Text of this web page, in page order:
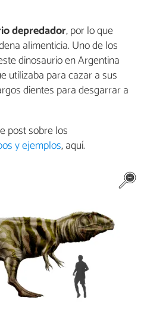
depredador, por lo que
alimenticia. Uno de los
dinosaurio en Argentina
utilizaba para cazar a sus
dientes para desgarrar a
post sobre los
y ejemplos, aquí.